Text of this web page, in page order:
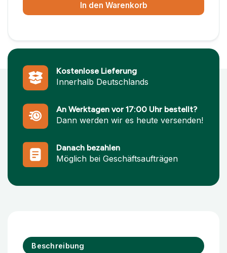
In den Warenkorb
Kostenlose Lieferung
Innerhalb Deutschlands
An Werktagen vor 17:00 Uhr bestellt?
Dann werden wir es heute versenden!
Danach bezahlen
Möglich bei Geschäftsaufträgen
Beschreibung